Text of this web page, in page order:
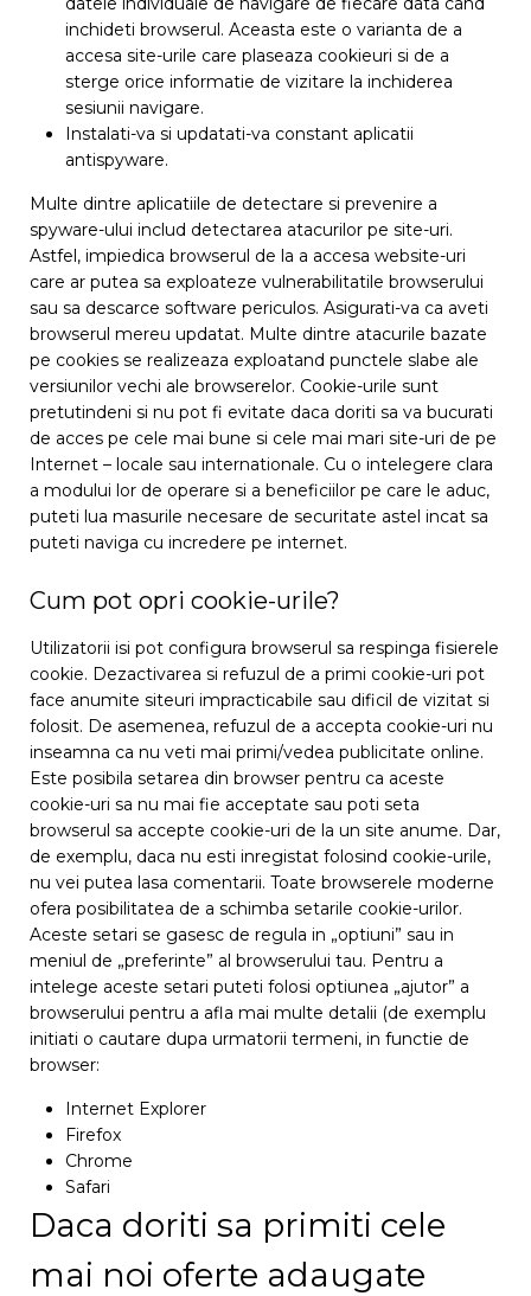
inchideti browserul. Aceasta este o varianta de a
accesa site-urile care plaseaza cookieuri si de a
sterge orice informatie de vizitare la inchiderea
sesiunii navigare.
Instalati-va si updatati-va constant aplicatii
antispyware.
Multe dintre aplicatiile de detectare si prevenire a
spyware-ului includ detectarea atacurilor pe site-uri.
Astfel, impiedica browserul de la a accesa website-uri
care ar putea sa exploateze vulnerabilitatile browserului
sau sa descarce software periculos. Asigurati-va ca aveti
browserul mereu updatat. Multe dintre atacurile bazate
pe cookies se realizeaza exploatand punctele slabe ale
versiunilor vechi ale browserelor. Cookie-urile sunt
pretutindeni si nu pot fi evitate daca doriti sa va bucurati
de acces pe cele mai bune si cele mai mari site-uri de pe
Internet – locale sau internationale. Cu o intelegere clara
a modului lor de operare si a beneficiilor pe care le aduc,
puteti lua masurile necesare de securitate astel incat sa
puteti naviga cu incredere pe internet.
Cum pot opri cookie-urile?
Utilizatorii isi pot configura browserul sa respinga fisierele
cookie. Dezactivarea si refuzul de a primi cookie-uri pot
face anumite siteuri impracticabile sau dificil de vizitat si
folosit. De asemenea, refuzul de a accepta cookie-uri nu
inseamna ca nu veti mai primi/vedea publicitate online.
Este posibila setarea din browser pentru ca aceste
cookie-uri sa nu mai fie acceptate sau poti seta
browserul sa accepte cookie-uri de la un site anume. Dar,
de exemplu, daca nu esti inregistat folosind cookie-urile,
nu vei putea lasa comentarii. Toate browserele moderne
ofera posibilitatea de a schimba setarile cookie-urilor.
Aceste setari se gasesc de regula in „optiuni” sau in
meniul de „preferinte” al browserului tau. Pentru a
intelege aceste setari puteti folosi optiunea „ajutor” a
browserului pentru a afla mai multe detalii (de exemplu
initiati o cautare dupa urmatorii termeni, in functie de
browser:
Internet Explorer
Firefox
Chrome
Safari
Daca doriti sa primiti cele
mai noi oferte adaugate